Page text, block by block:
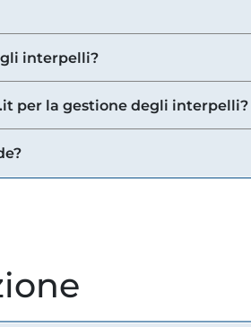
interpelli?
per la gestione degli interpelli?